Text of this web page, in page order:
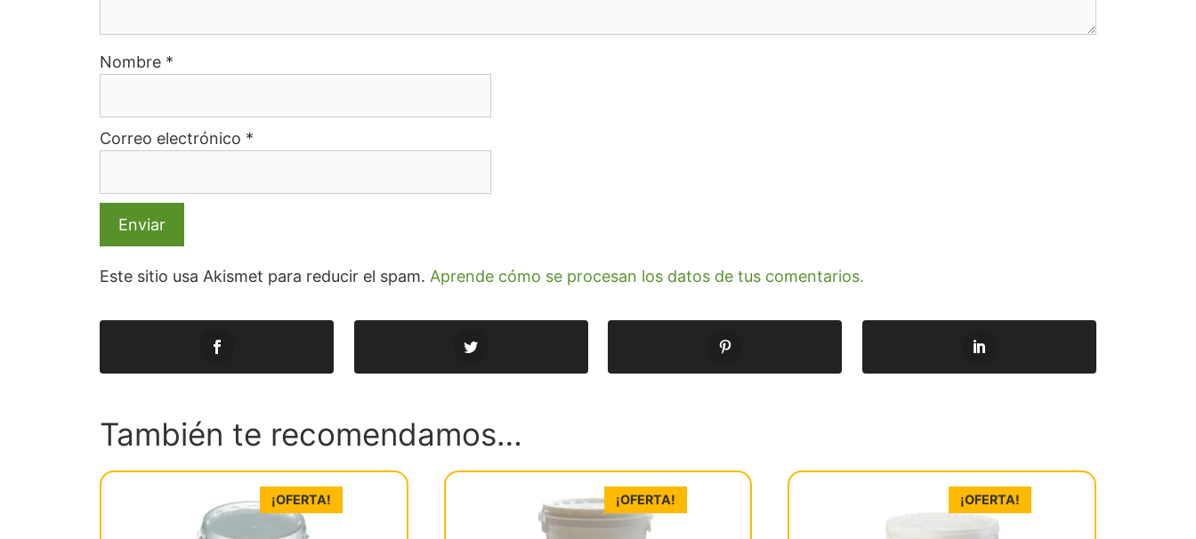
Nombre *
Correo electrónico *
Este sitio usa Akismet para reducir el spam. Aprende cómo se procesan los datos de tus comentarios.
También te recomendamos…
¡OFERTA! ¡OFERTA! ¡OFERTA!